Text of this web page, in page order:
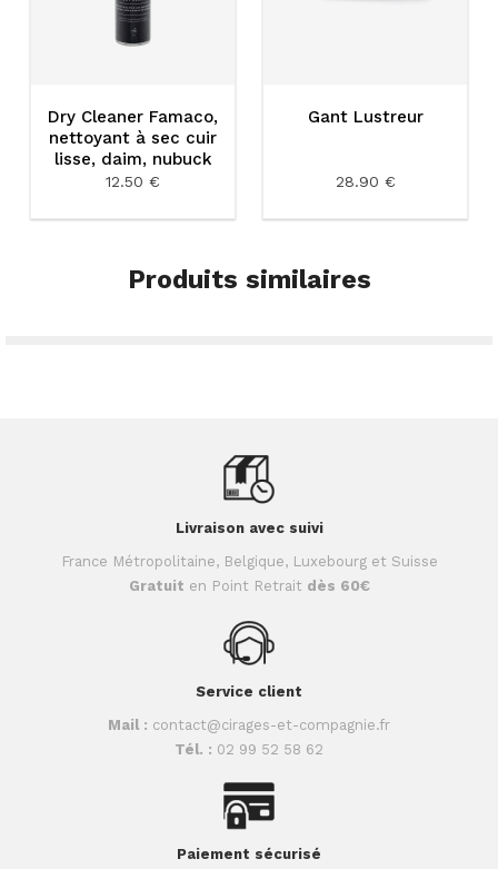
Dry Cleaner Famaco,
nettoyant à sec cuir
lisse, daim, nubuck
12.50 €
Gant Lustreur
28.90 €
Produits similaires
Livraison avec suivi
France Métropolitaine, Belgique, Luxebourg et Suisse
Gratuit en Point Retrait dès 60€
Service client
Mail : contact@cirages-et-compagnie.fr
Tél. : 02 99 52 58 62
Paiement sécurisé